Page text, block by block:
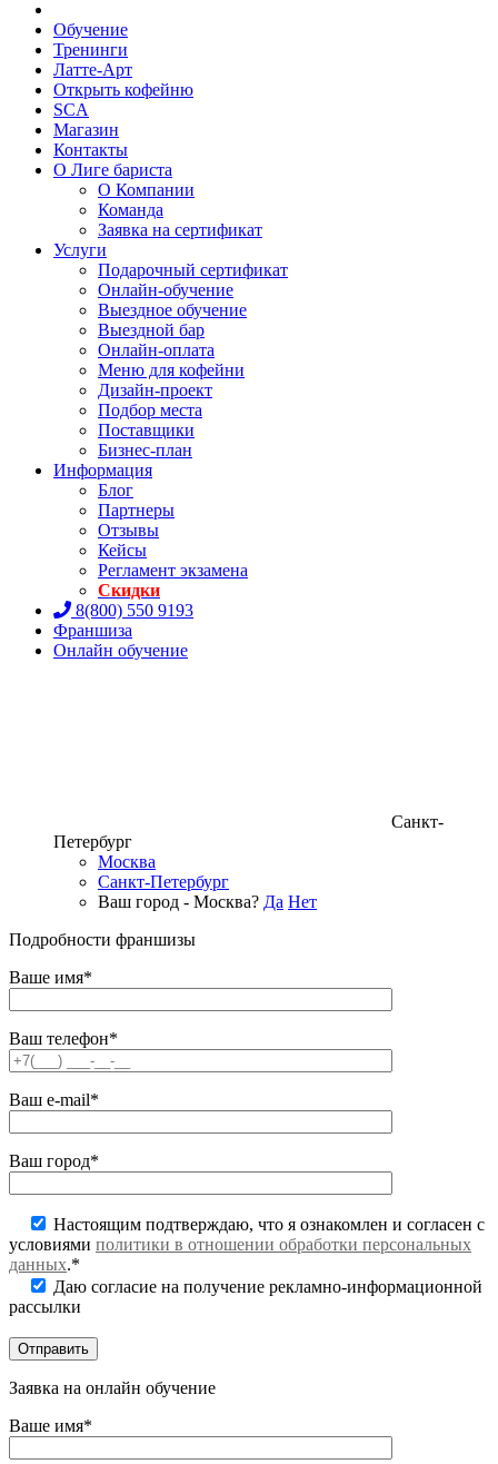
Обучение
Тренинги
Латте-Арт
Открыть кофейню
SCA
Магазин
Контакты
О Лиге бариста
О Компании
Команда
Заявка на сертификат
Услуги
Подарочный сертификат
Онлайн-обучение
Выездное обучение
Выездной бар
Онлайн-оплата
Меню для кофейни
Дизайн-проект
Подбор места
Поставщики
Бизнес-план
Информация
Блог
Партнеры
Отзывы
Кейсы
Регламент экзамена
Скидки
8(800) 550 9193
Франшиза
Онлайн обучение
Санкт-
Петербург
Москва
Санкт-Петербург
Ваш город - Москва? Да Нет
Подробности франшизы
Ваше имя*
Ваш телефон*
Ваш e-mail*
Ваш город*
Настоящим подтверждаю, что я ознакомлен и согласен с
условиями политики в отношении обработки персональных
данных.*
Даю согласие на получение рекламно-информационной
рассылки
Заявка на онлайн обучение
Ваше имя*